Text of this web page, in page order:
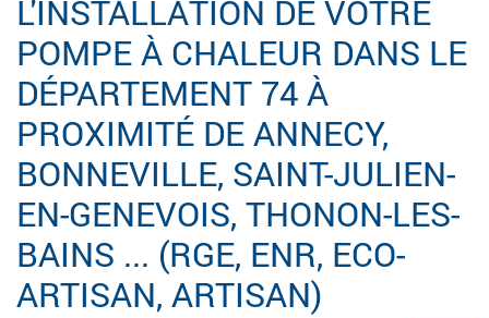
L'INSTALLATION DE VOTRE
POMPE À CHALEUR DANS LE
DÉPARTEMENT 74 À
PROXIMITÉ DE ANNECY,
BONNEVILLE, SAINT-JULIEN-
EN-GENEVOIS, THONON-LES-
BAINS ... (RGE, ENR, ECO-
ARTISAN, ARTISAN)